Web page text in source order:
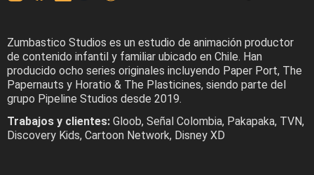
Zumbastico Studios es un estudio de animación productor
de contenido infantil y familiar ubicado en Chile. Han
producido ocho series originales incluyendo Paper Port, The
Papernauts y Horatio & The Plasticines, siendo parte del
grupo Pipeline Studios desde 2019.
Trabajos y clientes: Gloob, Señal Colombia, Pakapaka, TVN,
Discovery Kids, Cartoon Network, Disney XD